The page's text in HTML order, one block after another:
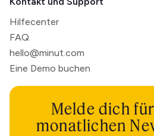
Hilfecenter
FAQ
hello@minut.com
Eine Demo buchen
Melde dich
monatlichen